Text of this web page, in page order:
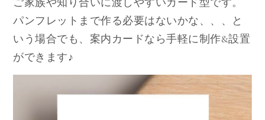
パンフレットまで作る必要はないかな、、、と
いう場合でも、案内カードなら手軽に制作&設置
ができます♪